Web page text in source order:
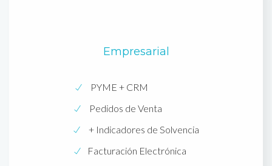
Empresarial
PYME + CRM
Pedidos de Venta
+ Indicadores de Solvencia
Facturación Electrónica